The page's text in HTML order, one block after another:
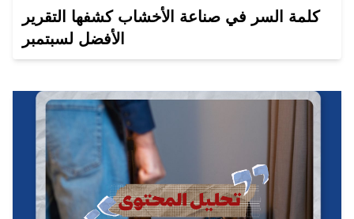
كلمة السر في صناعة الأخشاب كشفها التقرير
الأفضل لسبتمبر